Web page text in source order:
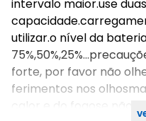
intervalo maior.use
utilizar.o nível da
forte, por favor não
ferimentos nos
calor e do fogose não